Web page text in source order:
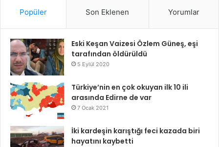
Popüler Son Eklenen Yorumlar
Eski Keşan Vaizesi Özlem Güneş, eşi
tarafından öldürüldü
5 Eylül 2020
Türkiye’nin en çok okuyan ilk 10 ili
arasında Edirne de var
7 Ocak 2021
İki kardeşin karıştığı feci kazada biri
hayatını kaybetti